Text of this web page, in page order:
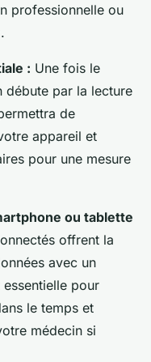
professionnelle ou
: Une fois le
débute par la lecture
de
appareil et
pour une mesure
ou tablette
offrent la
avec un
pour
le temps et
médecin si